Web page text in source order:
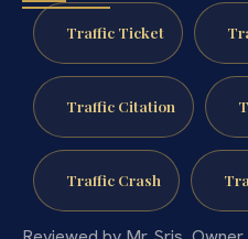
Traffic Ticket
Traffic Citation
Traffic Crash